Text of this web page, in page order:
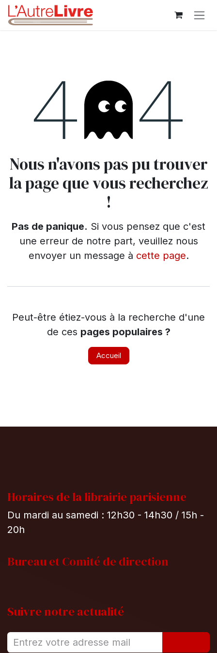
Se rendre au contenu
Erreur 404
Nous n'avons pas pu trouver
la page que vous recherchez
!
Pas de panique. Si vous pensez que c'est
une erreur de notre part, veuillez nous
envoyer un message à cette page.
Peut-être étiez-vous à la recherche d'une
de ces pages populaires ?
Accueil
Horaires de la librairie parisienne
Du mardi au samedi : 12h30 - 14h30 / 15h -
20h
Bureau etComité de direction
Suivre notre actualité